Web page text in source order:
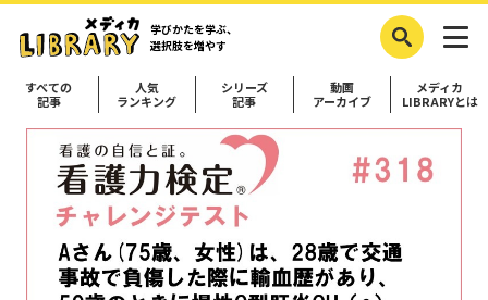
学びかたを学ぶ、
選択肢を増やす
すべての
記事
人気
ランキング
シリーズ
記事
動画
アーカイブ
メディカ
LIBRARYとは